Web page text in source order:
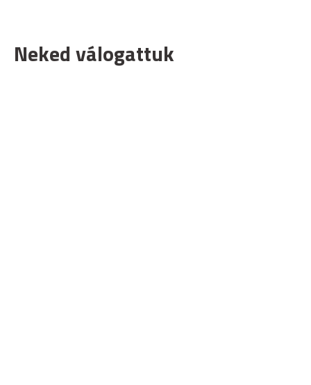
Neked válogattuk